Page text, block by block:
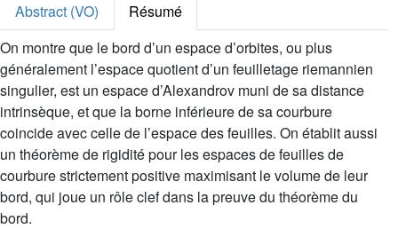
Abstract (VO)
Résumé
On montre que le bord d’un espace d’orbites, ou plus
généralement l’espace quotient d’un feuilletage riemannien
singulier, est un espace d’Alexandrov muni de sa distance
intrinsèque, et que la borne inférieure de sa courbure
coincide avec celle de l’espace des feuilles. On établit aussi
un théorème de rigidité pour les espaces de feuilles de
courbure strictement positive maximisant le volume de leur
bord, qui joue un rôle clef dans la preuve du théorème du
bord.